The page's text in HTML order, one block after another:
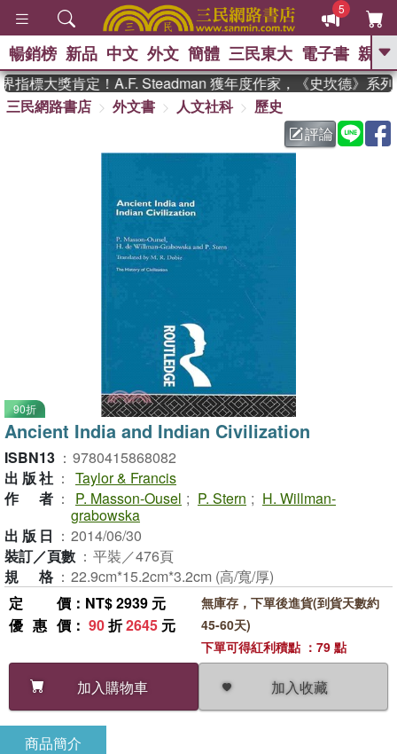
5
GO
熱搜： 東野圭吾 、
父親節 、 如果歷
暑期推薦 、 國際布克
偉大的迷走神經
暢銷榜 新品 中文 外文 簡體 三民東大 電子書 親子
指標大獎肯定！A.F. Steadman 獲年度作家，《史坎德》系列
三民網路書店
外文書 人文社科
歷史
評論
90折
Ancient India and Indian Civilization
ISBN13 ： 9780415868082
出版社 ： Taylor & Francis
作者 ： P. Masson-Ousel ; P. Stern ; H. Willman-
grabowska
出版日 ： 2014/06/30
裝訂／頁數 ： 平裝／476頁
規格 ： 22.9cm*15.2cm*3.2cm (高/寬/厚)
定價 ：NT$ 2939 元
優惠價 ： 90折2645 元
加入購物車 加入收藏
無庫存，下單後進貨(到貨天數約
45-60天)
下單可得紅利積點 ：79 點
商品簡介